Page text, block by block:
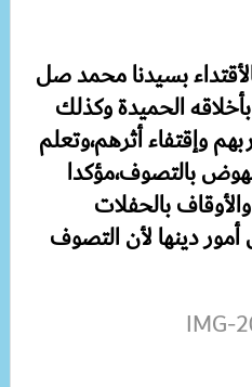
بسيدنا محمد صل
الحميدة وكذلك
وإقتفاء أثرهم،وتعلم
بالتصوف،مؤكدا
بالحفلات
دينها لأن التصوف